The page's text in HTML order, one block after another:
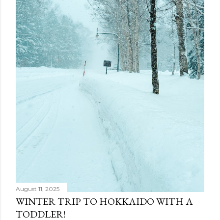
m
m
e
n
t
August 11, 2025
WINTER TRIP TO HOKKAIDO WITH A
TODDLER!